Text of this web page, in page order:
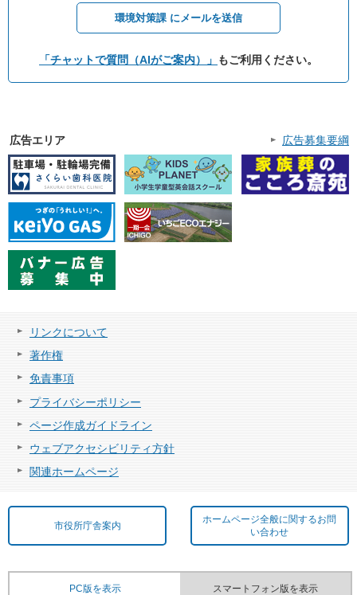
環境対策課 にメールを送信
「チャットで質問（AIがご案内）」 もご利用ください。
広告エリア 広告募集要綱
リンクについて
著作権
免責事項
プライバシーポリシー
ページ作成ガイドライン
ウェブアクセシビリティ方針
関連ホームページ
市役所庁舎案内
ホームページ全般に関するお問
い合わせ
PC版を表示 スマートフォン版を表示